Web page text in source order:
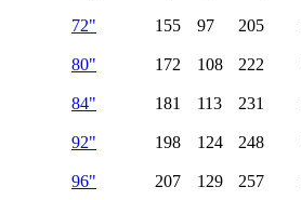
72" 155 97 205
80" 172 108 222
84" 181 113 231
92" 198 124 248
96" 207 129 257